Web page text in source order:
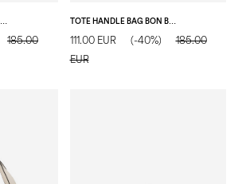
TOTE HANDLE BAG BON BON CIELO
185.00
TOTE HANDLE BAG BON BON FUXIA
111.00 EUR (-40%)
185.00
EUR